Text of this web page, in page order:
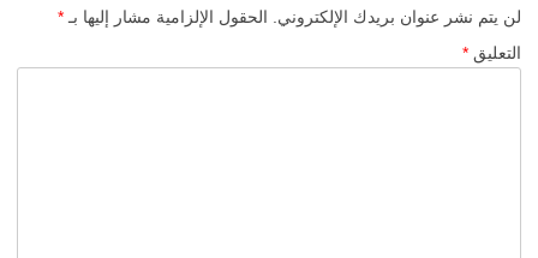
لن يتم نشر عنوان بريدك الإلكتروني. الحقول الإلزامية مشار إليها بـ *
التعليق *